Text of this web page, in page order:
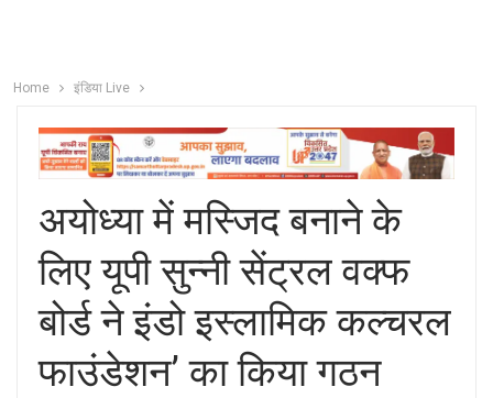
Home इंडिया Live
अयोध्या में मस्जिद बनाने के
लिए यूपी सुन्नी सेंट्रल वक्फ
बोर्ड ने इंडो इस्लामिक कल्चरल
फाउंडेशन’ का किया गठन